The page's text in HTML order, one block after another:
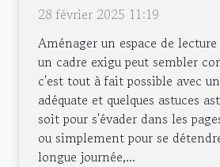
28 février 2025 11:19
Aménager un espace de
un cadre exigu peut sembler
c'est tout à fait possible avec
adéquate et quelques astuces
soit pour s'évader dans les
ou simplement pour se
longue journée,...